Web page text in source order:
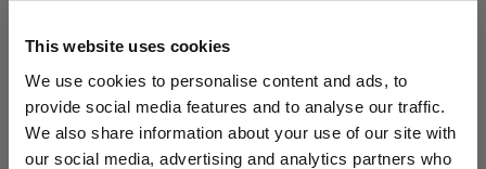
This website uses cookies
We use cookies to personalise content and ads, to
provide social media features and to analyse our traffic.
We also share information about your use of our site with
our social media, advertising and analytics partners who
本製品は生産中止になりましたので、ご購入いただけませ
ん。詳しくは当社までお問い合わせください。